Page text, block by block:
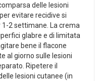
delle lesioni
evitare recidive si
2 settimane. La crema
glabre e di limitata
bene il flacone
al giorno sulle lesioni
Ripetere il
lesioni cutanee (in